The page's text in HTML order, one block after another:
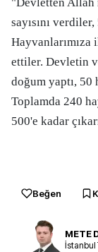
sayısını
ettiler. Devletin
doğum yaptı, 50
Toplamda 240
500'e kadar
Beğen
METE
İstanbul